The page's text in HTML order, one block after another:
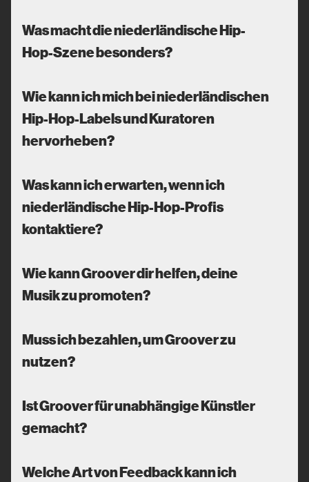
Was macht die niederländische Hip-
Hop-Szene besonders?
Wie kann ich mich bei niederländischen
Hip-Hop-Labels und Kuratoren
hervorheben?
Was kann ich erwarten, wenn ich
niederländische Hip-Hop-Profis
kontaktiere?
Wie kann Groover dir helfen, deine
Musik zu promoten?
Muss ich bezahlen, um Groover zu
nutzen?
Ist Groover für unabhängige Künstler
gemacht?
Welche Art von Feedback kann ich